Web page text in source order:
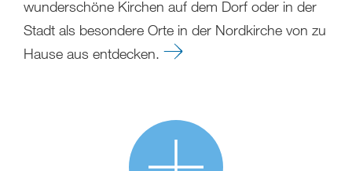
wunderschöne Kirchen auf dem Dorf oder in der
Stadt als besondere Orte in der Nordkirche von zu
Hause aus entdecken.